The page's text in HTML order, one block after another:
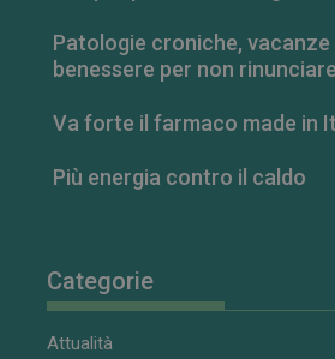
Patologie croniche, vacanze
benessere per non
Va forte il farmaco made in
Più energia contro il caldo
Categorie
Attualità
_ga_RV9MB13F2Q
_ga